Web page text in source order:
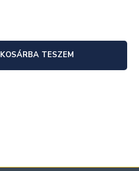
KOSÁRBA TESZEM